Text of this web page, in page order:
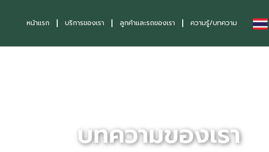
หน้าแรก บริการของเรา ลูกค้าและรถของเรา ความรู้/บทความ
บทความของเรา